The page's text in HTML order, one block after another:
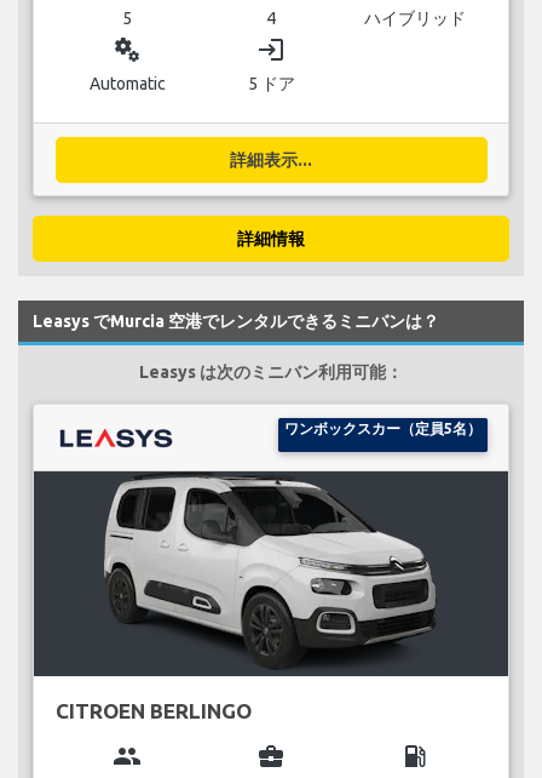
5 4 ハイブリッド
miscellaneous_services
Automatic
login
5 ドア
詳細表示...
詳細情報
Leasys でMurcia 空港でレンタルできるミニバンは？
Leasys は次のミニバン利用可能：
ワンボックスカー（定員5名）
CITROEN BERLINGO
group business_center local_gas_station